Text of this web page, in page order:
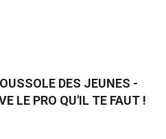
DES JEUNES -
LE PRO QU'IL TE FAUT !